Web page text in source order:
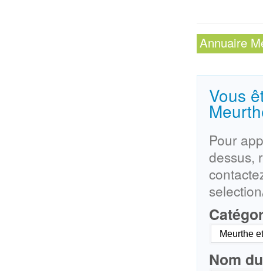
Annuaire
Vous
Pour
dessus,
Nom